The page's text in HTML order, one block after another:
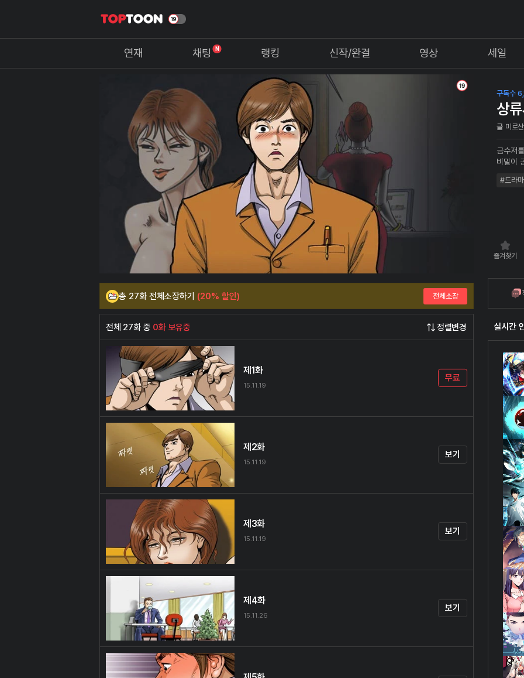
연재 채팅 N 랭킹 신작/완결 영상 세일
구독수
상
글 미로
금수저
비밀이
#드라마
즐겨찾기
실시간
총 27화 전체소장하기 (20% 할인) 전체소장
전체 27화 중 0화 보유중 정렬변경
제1화
15.11.19
무료
제2화
15.11.19
보기
제3화
15.11.19
보기
제4화
15.11.26
보기